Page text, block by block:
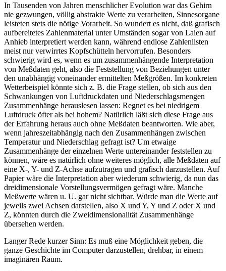
In Tausenden von Jahren menschlicher Evolution war das Gehirn
nie gezwungen, völlig abstrakte Werte zu verarbeiten, Sinnesorgane
leisteten stets die nötige Vorarbeit. So wundert es nicht, daß grafisch
aufbereitetes Zahlenmaterial unter Umständen sogar von Laien auf
Anhieb interpretiert werden kann, während endlose Zahlenlisten
meist nur verwirrtes Kopfschütteln hervorrufen. Besonders
schwierig wird es, wenn es um zusammenhängende Interpretation
von Meßdaten geht, also die Feststellung von Beziehungen unter
den unabhängig voneinander ermittelten Meßgrößen. Im konkreten
Wetterbeispiel könnte sich z. B. die Frage stellen, ob sich aus den
Schwankungen von Luftdruckdaten und Niederschlagsmengen
Zusammenhänge herauslesen lassen: Regnet es bei niedrigem
Luftdruck öfter als bei hohem? Natürlich läßt sich diese Frage aus
der Erfahrung heraus auch ohne Meßdaten beantworten. Wie aber,
wenn jahreszeitabhängig nach den Zusammenhängen zwischen
Temperatur und Niederschlag gefragt ist? Um etwaige
Zusammenhänge der einzelnen Werte untereinander feststellen zu
können, wäre es natürlich ohne weiteres möglich, alle Meßdaten auf
eine X-, Y- und Z-Achse aufzutragen und grafisch darzustellen. Auf
Papier wäre die Interpretation aber wiederum schwierig, da nun das
dreidimensionale Vorstellungsvermögen gefragt wäre. Manche
Meßwerte wären u. U. gar nicht sichtbar. Würde man die Werte auf
jeweils zwei Achsen darstellen, also X und Y, Y und Z oder X und
Z, könnten durch die Zweidimensionalität Zusammenhänge
übersehen werden.
Langer Rede kurzer Sinn: Es muß eine Möglichkeit geben, die
ganze Geschichte im Computer darzustellen, drehbar, in einem
imaginären Raum.